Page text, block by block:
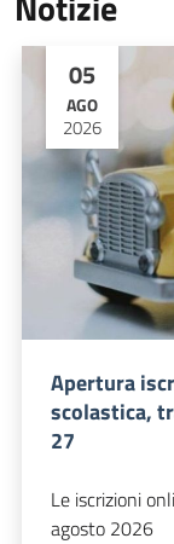
05
AGO
2026
Apertura
scolastica,
27
Le iscrizioni
agosto 2026